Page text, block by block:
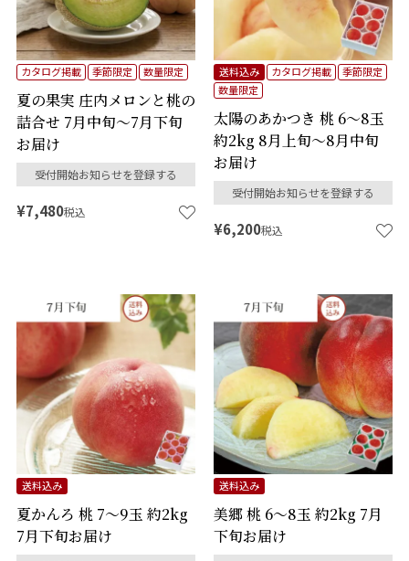
夏の果実 庄内メロンと桃の
詰合せ 7月中旬～7月下旬
お届け
カタログ掲載 季節限定 数量限定
受付開始お知らせを登録する
¥7,480税込
太陽のあかつき 桃 6～8玉
約2kg 8月上旬～8月中旬
お届け
送料込み カタログ掲載
季節限定
数量限定
受付開始お知らせを登録する
¥6,200税込
夏かんろ 桃 7～9玉 約2kg
7月下旬お届け
送料込み
美郷 桃 6～8玉 約2kg 7月
下旬お届け
送料込み